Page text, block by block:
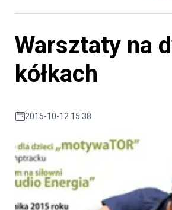
Warsztaty na
kółkach
2015-10-12 15:38